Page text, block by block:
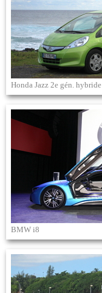
Honda Jazz 2e gén. hybride
BMW i8